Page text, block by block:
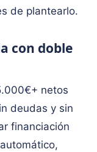
de plantearlo.
con doble
netos
deudas y sin
financiación